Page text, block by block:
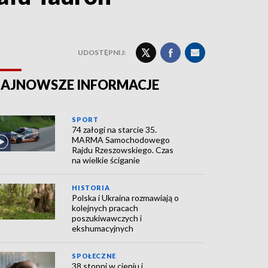
UDOSTĘPNIJ:
INFORMACJE
SPORT
74 załogi na starcie 35.
MARMA Samochodowego
Rajdu Rzeszowskiego. Czas
na wielkie ściganie
HISTORIA
Polska i Ukraina rozmawiają o
kolejnych pracach
poszukiwawczych i
ekshumacyjnych
SPOŁECZNE
38 stopni w cieniu i